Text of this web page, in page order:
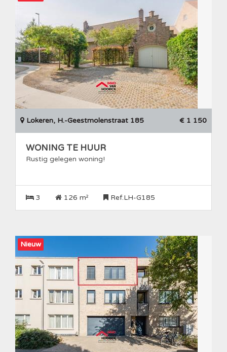
Lokeren, H.-Geestmolenstraat 185 € 1 150
WONING TE HUUR
Rustig gelegen woning!
3 126 m² Ref.LH-G185
Nieuw